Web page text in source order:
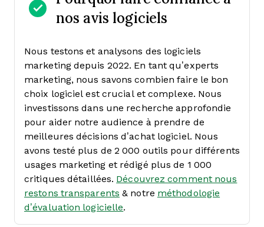
nos avis logiciels
Nous testons et analysons des logiciels
marketing depuis 2022. En tant qu’experts
marketing, nous savons combien faire le bon
choix logiciel est crucial et complexe. Nous
investissons dans une recherche approfondie
pour aider notre audience à prendre de
meilleures décisions d’achat logiciel. Nous
avons testé plus de 2 000 outils pour différents
usages marketing et rédigé plus de 1 000
critiques détaillées. Découvrez comment nous
restons transparents & notre méthodologie
d’évaluation logicielle.